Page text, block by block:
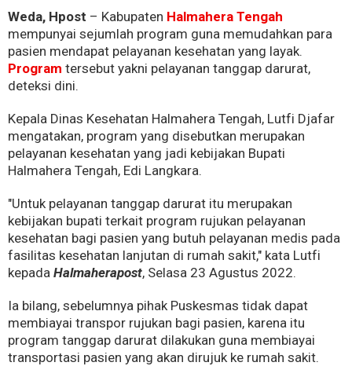
Weda, Hpost – Kabupaten Halmahera Tengah
mempunyai sejumlah program guna memudahkan para
pasien mendapat pelayanan kesehatan yang layak.
Program tersebut yakni pelayanan tanggap darurat,
deteksi dini.
Kepala Dinas Kesehatan Halmahera Tengah, Lutfi Djafar
mengatakan, program yang disebutkan merupakan
pelayanan kesehatan yang jadi kebijakan Bupati
Halmahera Tengah, Edi Langkara.
"Untuk pelayanan tanggap darurat itu merupakan
kebijakan bupati terkait program rujukan pelayanan
kesehatan bagi pasien yang butuh pelayanan medis pada
fasilitas kesehatan lanjutan di rumah sakit," kata Lutfi
kepada Halmaherapost, Selasa 23 Agustus 2022.
Ia bilang, sebelumnya pihak Puskesmas tidak dapat
membiayai transpor rujukan bagi pasien, karena itu
program tanggap darurat dilakukan guna membiayai
transportasi pasien yang akan dirujuk ke rumah sakit.